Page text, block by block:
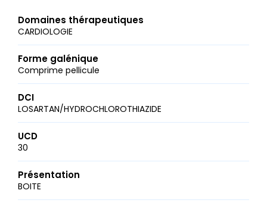
Domaines thérapeutiques
CARDIOLOGIE
Forme galénique
Comprime pellicule
DCI
LOSARTAN/HYDROCHLOROTHIAZIDE
UCD
30
Présentation
BOITE